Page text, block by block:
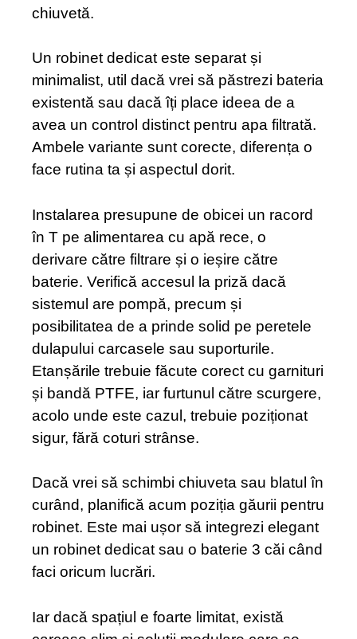
chiuvetă.
Un robinet dedicat este separat și
minimalist, util dacă vrei să păstrezi bateria
existentă sau dacă îți place ideea de a
avea un control distinct pentru apa filtrată.
Ambele variante sunt corecte, diferența o
face rutina ta și aspectul dorit.
Instalarea presupune de obicei un racord
în T pe alimentarea cu apă rece, o
derivare către filtrare și o ieșire către
baterie. Verifică accesul la priză dacă
sistemul are pompă, precum și
posibilitatea de a prinde solid pe peretele
dulapului carcasele sau suporturile.
Etanșările trebuie făcute corect cu garnituri
și bandă PTFE, iar furtunul către scurgere,
acolo unde este cazul, trebuie poziționat
sigur, fără coturi strânse.
Dacă vrei să schimbi chiuveta sau blatul în
curând, planifică acum poziția găurii pentru
robinet. Este mai ușor să integrezi elegant
un robinet dedicat sau o baterie 3 căi când
faci oricum lucrări.
Iar dacă spațiul e foarte limitat, există